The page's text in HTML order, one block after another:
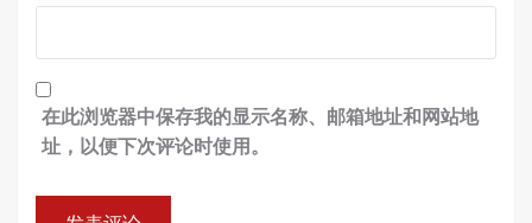
在此浏览器中保存我的显示名称、邮箱地址和网站地
址，以便下次评论时使用。